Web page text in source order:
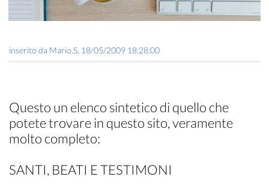
inserito da Mario.S 18/05/2009 18:28:00
Questo un elenco sintetico di quello che
potete trovare in questo sito, veramente
molto completo:
SANTI, BEATI E TESTIMONI